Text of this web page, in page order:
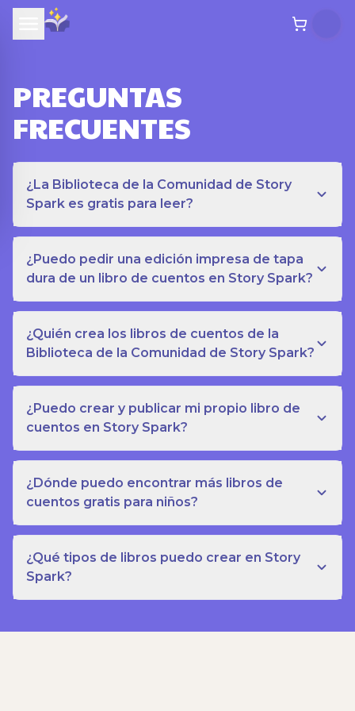
PREGUNTAS
FRECUENTES
¿La Biblioteca de la Comunidad de Story
Spark es gratis para leer?
¿Puedo pedir una edición impresa de tapa
dura de un libro de cuentos en Story Spark?
¿Quién crea los libros de cuentos de la
Biblioteca de la Comunidad de Story Spark?
¿Puedo crear y publicar mi propio libro de
cuentos en Story Spark?
¿Dónde puedo encontrar más libros de
cuentos gratis para niños?
¿Qué tipos de libros puedo crear en Story
Spark?